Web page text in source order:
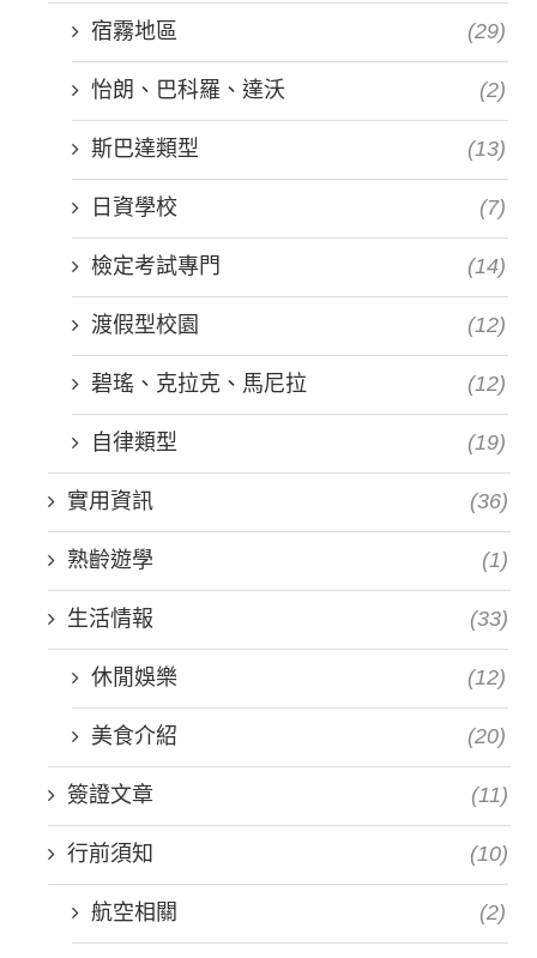
宿霧地區 (29)
怡朗、巴科羅、達沃 (2)
斯巴達類型 (13)
日資學校 (7)
檢定考試專門 (14)
渡假型校園 (12)
碧瑤、克拉克、馬尼拉 (12)
自律類型 (19)
實用資訊 (36)
熟齡遊學 (1)
生活情報 (33)
休閒娛樂 (12)
美食介紹 (20)
簽證文章 (11)
行前須知 (10)
航空相關 (2)